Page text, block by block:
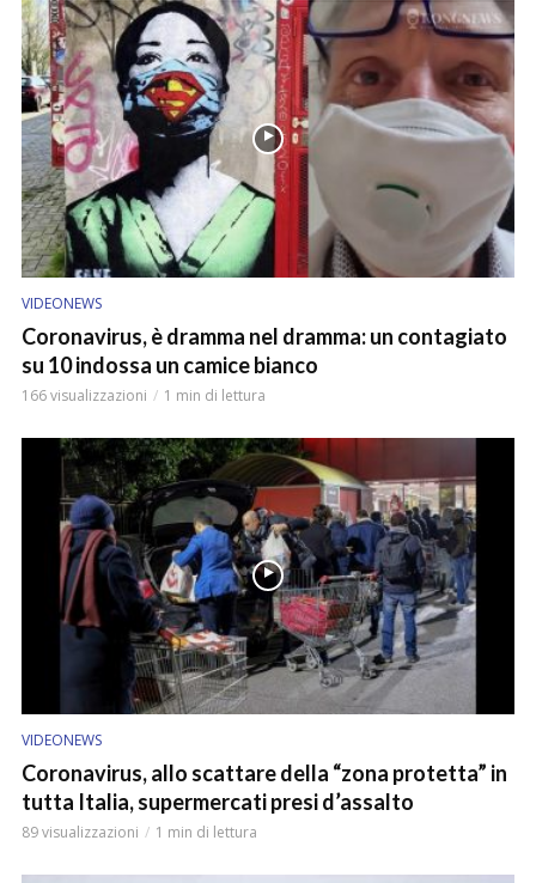
VIDEONEWS
Coronavirus, è dramma nel dramma: un contagiato
su 10 indossa un camice bianco
166 visualizzazioni 1 min di lettura
VIDEONEWS
Coronavirus, allo scattare della “zona protetta” in
tutta Italia, supermercati presi d’assalto
89 visualizzazioni 1 min di lettura